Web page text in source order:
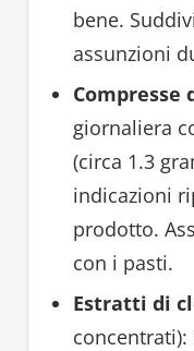
bene.
assunzioni
Compresse
giornaliera
(circa 1.3
indicazioni
prodotto.
con i pasti.
Estratti di